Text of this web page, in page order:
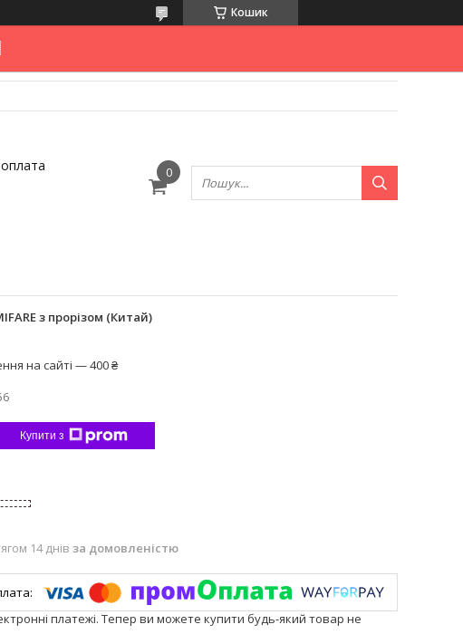
Кошик
з прорізом (Китай)
на сайті — 400 ₴
Купити з
14 днів за домовленістю
платежі. Тепер ви можете купити будь-який товар не